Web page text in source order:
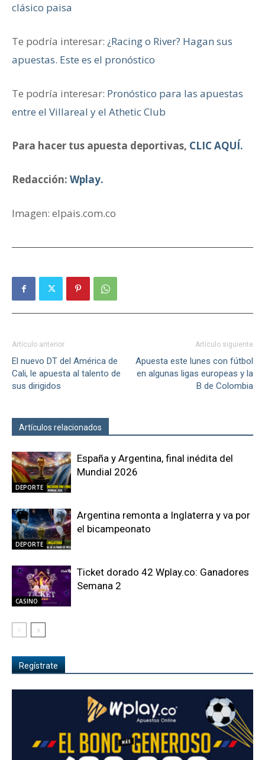
clásico paisa
Te podría interesar: ¿Racing o River? Hagan sus
apuestas. Este es el pronóstico
Te podría interesar: Pronóstico para las apuestas
entre el Villareal y el Athetic Club
Para hacer tus apuesta deportivas, CLIC AQUÍ.
Redacción: Wplay.
Imagen: elpais.com.co
Artículo anterior
El nuevo DT del América de
Cali, le apuesta al talento de
sus dirigidos
Artículo siguiente
Apuesta este lunes con fútbol
en algunas ligas europeas y la
B de Colombia
Artículos relacionados
DEPORTE
España y Argentina, final inédita del
Mundial 2026
DEPORTE
Argentina remonta a Inglaterra y va por
el bicampeonato
CASINO
Ticket dorado 42 Wplay.co: Ganadores
Semana 2
Regístrate